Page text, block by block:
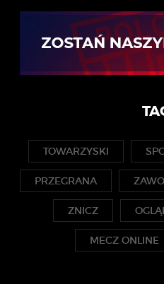
TOWARZYSKI
PRZEGRANA
ZNICZ
MECZ ONLINE